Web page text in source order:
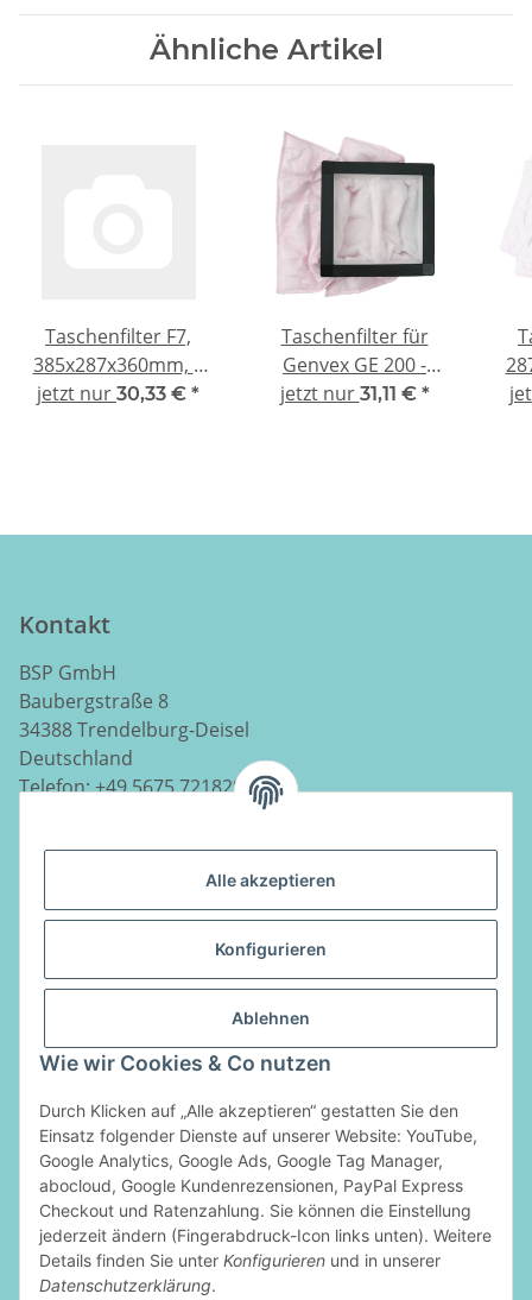
Alle akzeptieren
Konfigurieren
Ablehnen
Wie wir Cookies & Co nutzen
Durch Klicken auf „Alle akzeptieren“ gestatten Sie den
Einsatz folgender Dienste auf unserer Website: YouTube,
Google Analytics, Google Ads, Google Tag Manager,
abocloud, Google Kundenrezensionen, PayPal Express
Checkout und Ratenzahlung. Sie können die Einstellung
jederzeit ändern (Fingerabdruck-Icon links unten). Weitere
Details finden Sie unter Konfigurieren und in unserer
Datenschutzerklärung.
Ähnliche Artikel
Taschenfilter F7,
385x287x360mm, 4
Taschen,
jetzt nur 30,33 € *
Taschenfilter für
Genvex GE 200 -
kompatibel F7
jetzt nur 31,11 € *
Kontakt
BSP GmbH
Baubergstraße 8
34388 Trendelburg-Deisel
Deutschland
Telefon:+49 5675 7218290
Informationen
Gesetzliche Informationen
Zahlungsarten